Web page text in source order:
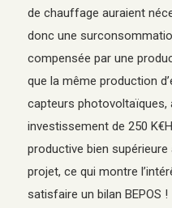
de chauffage auraient
donc une
compensée par une
que la même production
capteurs photovoltaïques,
investissement de 250
productive bien
projet, ce qui montre
satisfaire un bilan BEPOS !